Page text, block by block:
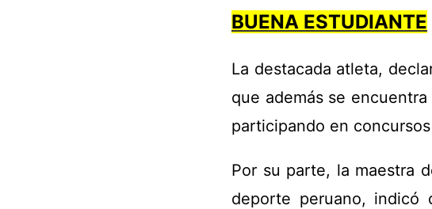
BUENA ESTUDIANTE
La destacada atleta,
que además se
participando en
Por su parte, la maestra
deporte peruano, indicó